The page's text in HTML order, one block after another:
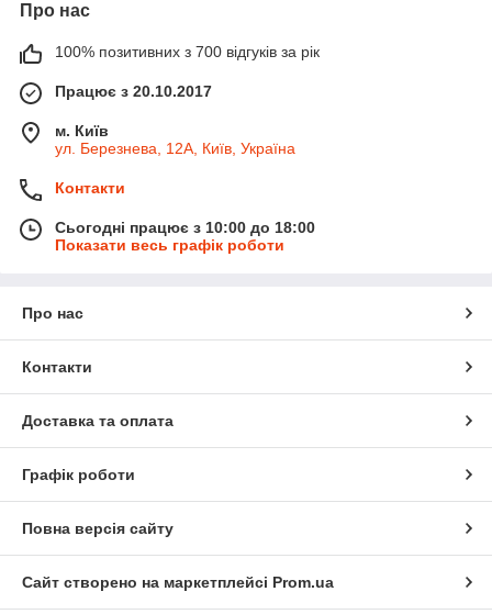
Про нас
100% позитивних з 700 відгуків за рік
Працює з 20.10.2017
м. Київ
ул. Березнева, 12А, Київ, Україна
Контакти
Сьогодні працює з 10:00 до 18:00
Показати весь графік роботи
Про нас
Контакти
Доставка та оплата
Графік роботи
Повна версія сайту
Сайт створено на маркетплейсі Prom.ua